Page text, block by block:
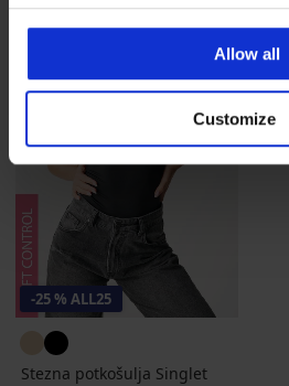
Allow all
Customize
-25 % ALL25
Stezna potkošulja Singlet